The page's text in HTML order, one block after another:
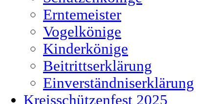
Erntemeister
Vogelkönige
Kinderkönige
Beitrittserklärung
Einverständniserklärung
Kreisschützenfest 2025